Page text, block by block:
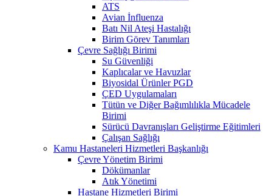
ATS
Avian İnfluenza
Batı Nil Ateşi Hastalığı
Birim Görev Tanımları
Çevre Sağlığı Birimi
Su Güvenliği
Kaplıcalar ve Havuzlar
Biyosidal Ürünler PGD
ÇED Uygulamaları
Tütün ve Diğer Bağımlılıkla Mücadele
Birimi
Sürücü Davranışları Geliştirme Eğitimleri
Çalışan Sağlığı
Kamu Hastaneleri Hizmetleri Başkanlığı
Çevre Yönetim Birimi
Dökümanlar
Atık Yönetimi
Hastane Hizmetleri Birimi